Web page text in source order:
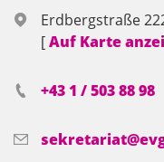
Erdbergstraße
[Auf Karte
+43 1 / 503 88 98